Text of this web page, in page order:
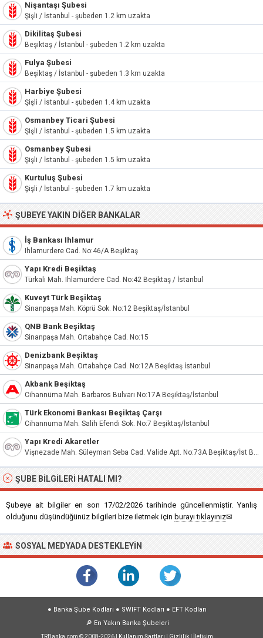
Nişantaşı Şubesi
Şişli / İstanbul - şubeden 1.2 km uzakta
Dikilitaş Şubesi
Beşiktaş / İstanbul - şubeden 1.2 km uzakta
Fulya Şubesi
Beşiktaş / İstanbul - şubeden 1.3 km uzakta
Harbiye Şubesi
Şişli / İstanbul - şubeden 1.4 km uzakta
Osmanbey Ticari Şubesi
Şişli / İstanbul - şubeden 1.5 km uzakta
Osmanbey Şubesi
Şişli / İstanbul - şubeden 1.5 km uzakta
Kurtuluş Şubesi
Şişli / İstanbul - şubeden 1.7 km uzakta
ŞUBEYE YAKIN DIĞER BANKALAR
İş Bankası Ihlamur
Ihlamurdere Cad. No:46/A Beşiktaş
Yapı Kredi Beşiktaş
Türkali Mah. Ihlamurdere Cad. No:42 Beşiktaş / İstanbul
Kuveyt Türk Beşiktaş
Sinanpaşa Mah. Köprü Sok. No:12 Beşiktaş/İstanbul
QNB Bank Beşiktaş
Sinanpaşa Mah. Ortabahçe Cad. No:15
Denizbank Beşiktaş
Sinanpaşa Mah. Ortabahçe Cad. No:12A Beşiktaş İstanbul
Akbank Beşiktaş
Cihannüma Mah. Barbaros Bulvarı No:17A Beşiktaş/İstanbul
Türk Ekonomi Bankası Beşiktaş Çarşı
Cihannuma Mah. Salih Efendi Sok. No:7 Beşiktaş/İstanbul
Yapı Kredi Akaretler
Vişnezade Mah. Süleyman Seba Cad. Valide Apt. No:73A Beşiktaş/İst Beşiktaş / İstanbul
ŞUBE BILGILERI HATALI MI?
Şubeye ait bilgiler en son 17/02/2026 tarihinde güncellenmiştir. Yanlış
olduğunu düşündüğünüz bilgileri bize iletmek için burayı tıklayınız✉
SOSYAL MEDYADA DESTEKLEYIN
● Banka Şube Kodları ● SWIFT Kodları ● EFT Kodları
🔎 En Yakın Banka Şubeleri
TRBanka.com © 2008-2026 | Kullanım Şartları Gizlilik İletişim